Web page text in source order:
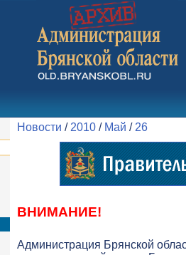
Новости / 2010 / Май / 26
ВНИМАНИЕ!
Администрация Брянской